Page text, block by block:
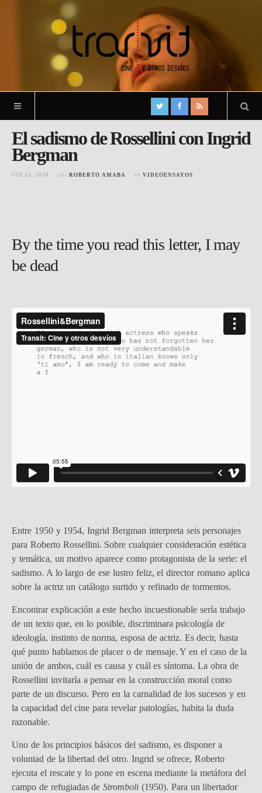
El sadismo de Rossellini con Ingrid
Bergman
FEB 26, 2014 por ROBERTO AMABA en VIDEOENSAYOS
By the time you read this letter, I may
be dead
Entre 1950 y 1954, Ingrid Bergman interpreta seis personajes
para Roberto Rossellini. Sobre cualquier consideración estética
y temática, un motivo aparece como protagonista de la serie: el
sadismo. A lo largo de ese lustro feliz, el director romano aplica
sobre la actriz un catálogo surtido y refinado de tormentos.
Encontrar explicación a este hecho incuestionable sería trabajo
de un texto que, en lo posible, discriminara psicología de
ideología, instinto de norma, esposa de actriz. Es decir, hasta
qué punto hablamos de placer o de mensaje. Y en el caso de la
unión de ambos, cuál es causa y cuál es síntoma. La obra de
Rossellini invitaría a pensar en la construcción moral como
parte de un discurso. Pero en la carnalidad de los sucesos y en
la capacidad del cine para revelar patologías, habita la duda
razonable.
Uno de los principios básicos del sadismo, es disponer a
voluntad de la libertad del otro. Ingrid se ofrece, Roberto
ejecuta el rescate y lo pone en escena mediante la metáfora del
campo de refugiadas deStromboli(1950). Para un libertador